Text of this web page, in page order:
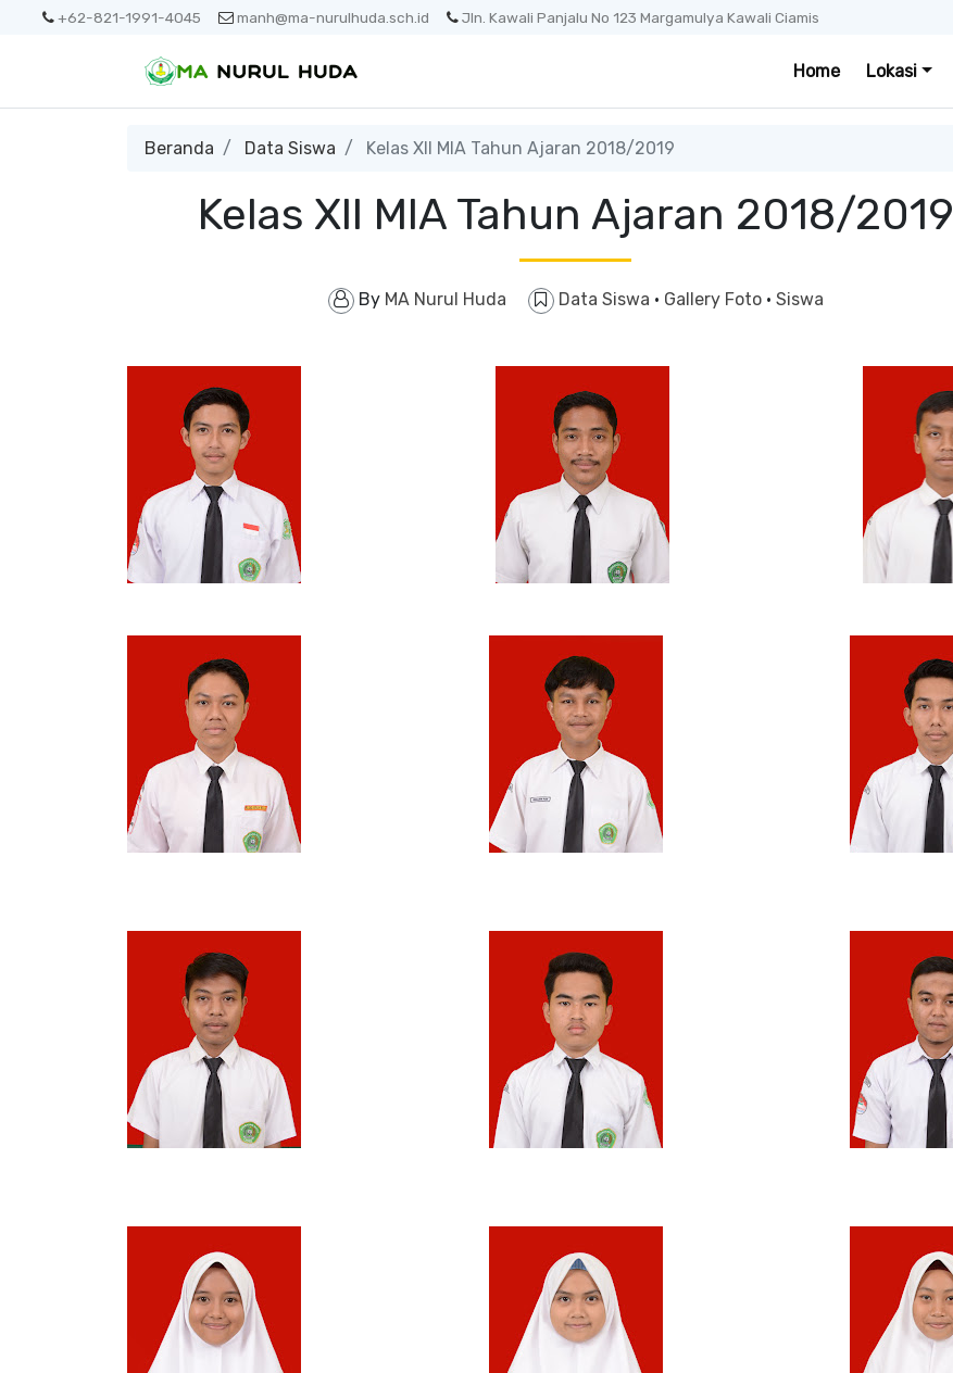
+62-821-1991-4045 manh@ma-nurulhuda.sch.id Jln. Kawali Panjalu No 123 Margamulya Kawali Ciamis
Home Lokasi
Beranda Data Siswa Kelas XII MIA Tahun Ajaran 2018/2019
Kelas XII MIA Tahun Ajaran 2018/2019
By MA Nurul Huda Data Siswa · Gallery Foto · Siswa